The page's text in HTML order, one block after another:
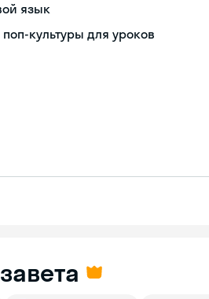
язык
культуры для уроков